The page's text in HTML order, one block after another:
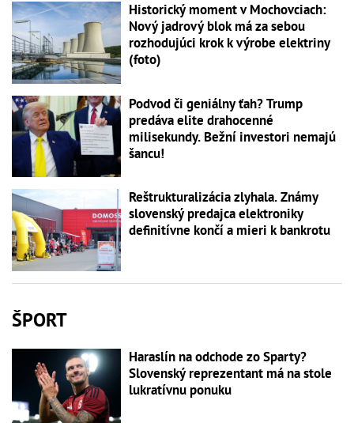
Historický moment v Mochovciach:
Nový jadrový blok má za sebou
rozhodujúci krok k výrobe elektriny
(foto)
Podvod či geniálny ťah? Trump
predáva elite drahocenné
milisekundy. Bežní investori nemajú
šancu!
Reštrukturalizácia zlyhala. Známy
slovenský predajca elektroniky
definitívne končí a mieri k bankrotu
ŠPORT
Haraslín na odchode zo Sparty?
Slovenský reprezentant má na stole
lukratívnu ponuku